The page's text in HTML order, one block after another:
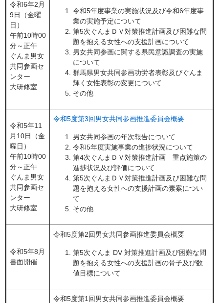
令和6年2月
9日（金曜
日）
午前10時00
分～正午
ぐんま男女
共同参画セ
ンター
大研修室
令和5年度事業の実施状況及び令和6年度事
業の実施予定について
第5次ぐんまＤＶ対策推進計画及び困難な問
題を抱える女性への支援計画について
男女共同参画に関する県民意識調査の実施
について
群馬県男女共同参画功労者表彰及びぐんま
輝く女性表彰の変更について
その他
令和5年11
月10日（金
曜日）
午前10時00
分～正午
ぐんま男女
共同参画セ
ンター
大研修室
令和5度第3回男女共同参画推進委員会概要
男女共同参画の年次報告について
令和5年度実施事業の進捗状況について
第4次ぐんまＤＶ対策推進計画 重点施策の
進捗状況及び評価について
第5次ぐんまＤＶ対策推進計画及び困難な問
題を抱える女性への支援計画の素案につい
て
その他
令和5年8月
書面開催
令和5度第2回男女共同参画推進委員会概要
第5次ぐんま DV 対策推進計画及び困難な問
題を抱える女性への支援計画の骨子及び数
値目標について
令和5度第1回男女共同参画推進委員会概要